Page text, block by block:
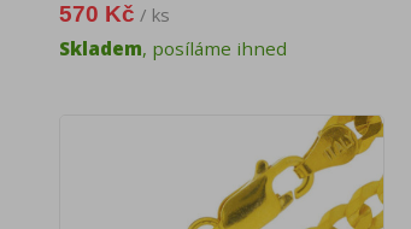
570 Kč / ks
Skladem, posíláme ihned